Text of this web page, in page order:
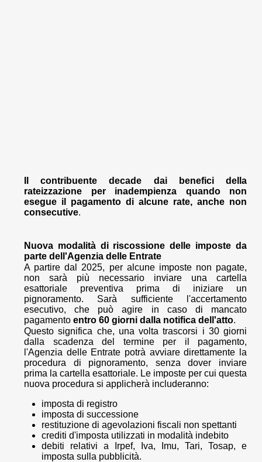
Il contribuente decade dai benefici della
rateizzazione per inadempienza quando non
esegue il pagamento di alcune rate, anche non
consecutive.
Nuova modalità di riscossione delle imposte da
parte dell'Agenzia delle Entrate
A partire dal 2025, per alcune imposte non pagate,
non sarà più necessario inviare una cartella
esattoriale preventiva prima di iniziare un
pignoramento. Sarà sufficiente l'accertamento
esecutivo, che può agire in caso di mancato
pagamento entro 60 giorni dalla notifica dell'atto.
Questo significa che, una volta trascorsi i 30 giorni
dalla scadenza del termine per il pagamento,
l'Agenzia delle Entrate potrà avviare direttamente la
procedura di pignoramento, senza dover inviare
prima la cartella esattoriale. Le imposte per cui questa
nuova procedura si applicherà includeranno:
imposta di registro
imposta di successione
restituzione di agevolazioni fiscali non spettanti
crediti d'imposta utilizzati in modalità indebito
debiti relativi a Irpef, Iva, Imu, Tari, Tosap, e
imposta sulla pubblicità.